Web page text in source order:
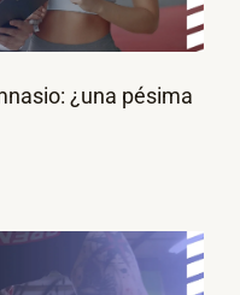
¿una pésima